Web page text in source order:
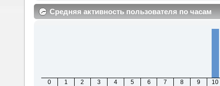
Средняя активность пользователя по часам
0 1 2 3 4 5 6 7 8 9 10